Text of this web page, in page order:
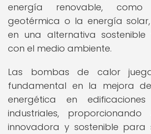
energía renovable,
geotérmica o la energía
en una alternativa sostenible
con el medio ambiente.
Las bombas de calor
fundamental en la mejora
energética en
industriales, proporcionando
innovadora y sostenible para